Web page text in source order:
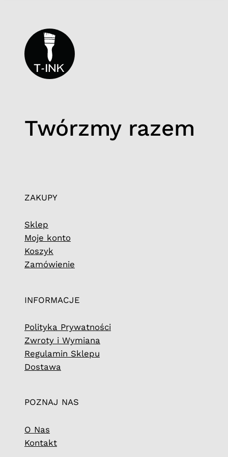
Twórzmy razem
ZAKUPY
Sklep
Moje konto
Koszyk
Zamówienie
INFORMACJE
Polityka Prywatności
Zwroty i Wymiana
Regulamin Sklepu
Dostawa
POZNAJ NAS
O Nas
Kontakt